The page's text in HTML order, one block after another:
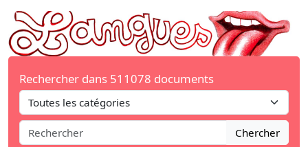
Rechercher dans 511078 documents
Chercher